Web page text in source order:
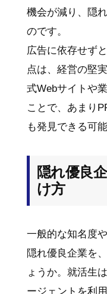
機会が減り、隠
のです。
広告に依存せず
点は、経営の堅
式Webサイトや
ことで、あまり
も発見できる可
隠れ優良
け方
一般的な知名度
隠れ優良企業を
ょうか。就活生
ージェントを利